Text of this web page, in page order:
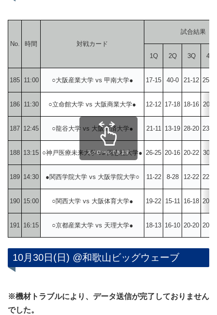
No. 時間 対戦カード
試合結果
1Q 2Q 3Q 4Q
185 11:00 ○大阪産業大学 vs 甲南大学● 17-15 40-0 21-12 25-
186 11:30 ○立命館大学 vs 大阪商業大学● 12-12 17-18 18-16 20-
187 12:45 ○龍谷大学 vs 大阪経済大学● 21-11 13-19 28-20 23-
188 13:15 ○神戸医療未来大学 vs 同志社大学● 26-25 20-16 20-22 30-
189 14:30 ●関西学院大学 vs 大阪学院大学○ 11-22 8-28 12-22 22-
190 15:00 ○関西大学 vs 大阪体育大学● 19-22 15-11 16-18 20-
191 16:15 ○京都産業大学 vs 天理大学● 18-13 16-10 20-20 20-
スクロールできます
10月30日(日) @和歌山ビッグウェーブ
※機材トラブルにより、データ送信が完了しておりません
でした。